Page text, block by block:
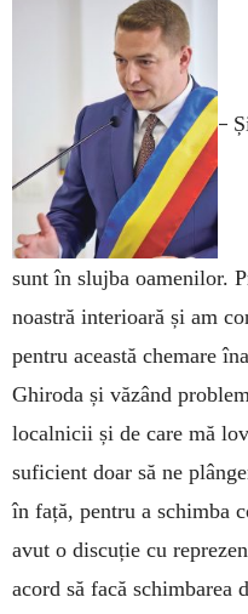
–
sunt în slujba oamenilor.
noastră interioară și am
pentru această chemare
Ghiroda și văzând
localnicii și de care mă
suficient doar să ne
în față, pentru a schimba
avut o discuție cu
acord să facă schimbarea